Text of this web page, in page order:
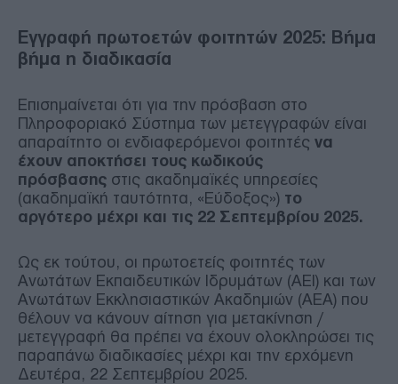
Εγγραφή πρωτοετών φοιτητών 2025: Βήμα
βήμα η διαδικασία
Επισημαίνεται ότι για την πρόσβαση στο
Πληροφοριακό Σύστημα των μετεγγραφών είναι
απαραίτητο οι ενδιαφερόμενοι φοιτητές να
έχουν αποκτήσει τους κωδικούς
πρόσβασης στις ακαδημαϊκές υπηρεσίες
(ακαδημαϊκή ταυτότητα, «Εύδοξος») το
αργότερο μέχρι και τις 22 Σεπτεμβρίου 2025.
Ως εκ τούτου, οι πρωτοετείς φοιτητές των
Ανωτάτων Εκπαιδευτικών Ιδρυμάτων (ΑΕΙ) και των
Ανωτάτων Εκκλησιαστικών Ακαδημιών (ΑΕΑ) που
θέλουν να κάνουν αίτηση για μετακίνηση /
μετεγγραφή θα πρέπει να έχουν ολοκληρώσει τις
παραπάνω διαδικασίες μέχρι και την ερχόμενη
Δευτέρα, 22 Σεπτεμβρίου 2025.